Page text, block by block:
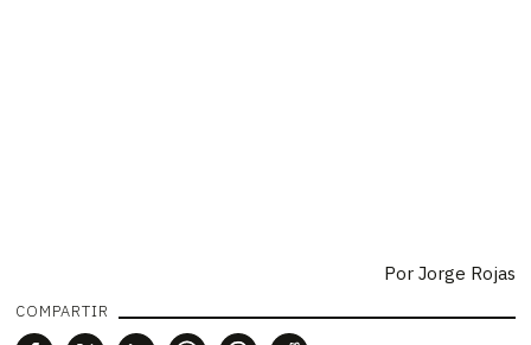
Por Jorge Rojas
COMPARTIR